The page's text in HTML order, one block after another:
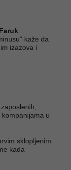
Faruk
kaže da
izazova i
u
sklopljenim
kada